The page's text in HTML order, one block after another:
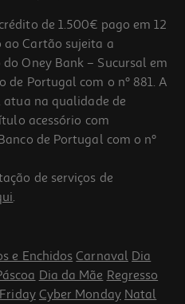
de 1.500€ pago em 12
ao Cartão sujeita a
Oney Bank – Sucursal em
de Portugal com o nº 881. A
atua na qualidade de
acessório com
de Portugal com o nº
de serviços de
.
e Enchidos Carnaval Dia
Dia da Mãe Regresso
Cyber Monday Natal